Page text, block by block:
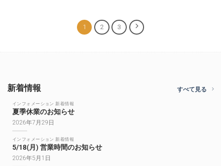
¥39,800
格
は
¥32,800
で
1 2 3
新着情報 すべて見る
インフォメーション 新着情報
夏季休業のお知らせ
2026年7月29日
インフォメーション 新着情報
5/18(月) 営業時間のお知らせ
2026年5月1日